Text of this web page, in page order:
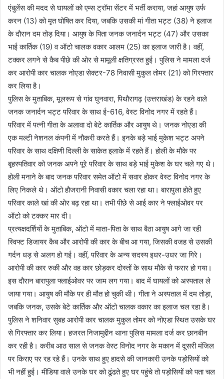
एंबुलेंस की मदद से घायलों को एम्स ट्रॉमा सेंटर में भर्ती कराया, जहां आयुष उर्फ
करन (13) को मृत घोषित कर दिया, जबकि उसकी मां गीता भट्ट (38) ने इलाज
के दौरान दम तोड़ दिया। आयुष के पिता जनक जनार्दन भट्ट (47) और उसका
भाई कार्तिक (19) व ऑटो चालक वकार आलम (25) का इलाज जारी है। वहीं,
टक्कर लगने से कैब पीछे की ओर से मामूली क्षतिग्रस्त हुई। पुलिस ने मामला दर्ज
कर आरोपी कार चालक नोएडा सेक्टर-78 निवासी मुकुल तोमर (21) को गिरफ्तार
कर लिया है।
पुलिस के मुताबिक, मूलरूप से गांव घुनवारा, पिथौरागढ़ (उत्तराखंड) के रहने वाले
जनक जनार्दन भट्ट परिवार के साथ ई-616, वेस्ट विनोद नगर में रहते हैं।
परिवार में पत्नी गीता के अलावा दो बेटे कार्तिक और आयुष थे। जनक नोएडा की
एक मल्टी नेशनल कंपनी में नौकरी करते हैं। इनके बड़े भाई मुकेश भट्ट अपने
परिवार के साथ दक्षिणी दिल्ली के साकेत इलाके में रहते हैं। होली के मौके पर
बृहस्पतिवार को जनक अपने पूरे परिवार के साथ बड़े भाई मुकेश के घर चले गए थे।
होली मनाने के बाद जनक परिवार समेत ऑटो में सवार होकर वेस्ट विनोद नगर के
लिए निकले थे। ऑटो हौजरानी निवासी वकार चला रहा था। बारापुला होते हुए
परिवार काले खां की ओर बढ़ रहा था। तभी पीछे से आई कार ने फ्लाईओवर पर
ऑटो को टक्कर मार दी।
प्रत्यक्षदर्शियों के मुताबिक, ऑटो में माता-पिता के साथ बैठा आयुष आगे जा रही
स्विफ्ट डिजायर कैब और आरोपी की कार के बीच आ गया, जिसकी वजह से उसकी
गर्दन धड़ से अलग हो गई। वहीं, परिवार के अन्य सदस्य इधर-उधर जा गिरे।
आरोपी की कार रुकी और वह कार छोड़कर दोस्तों के साथ मौके से फरार हो गया।
इस दौरान बारापुला फ्लाईओवर पर जाम लग गया। बाद में घायलों को अस्पताल ले
जाया गया। आयुष की मौके पर ही मौत हो चुकी थी। गीता ने अस्पताल में दम तोड़ा,
जबकि जनक, उसके बेटे कार्तिक और ऑटो चालक वकार का इलाज चल रहा है।
पुलिस ने शनिवार सुबह आरोपी कार चालक मुकुल तोमर को नोएडा स्थित उसके घर
से गिरफ्तार कर लिया। हजरत निजामुद्दीन थाना पुलिस मामला दर्ज कर छानबीन
कर रही है। करीब आठ साल से जनक वेस्ट विनोद नगर के मकान में दूसरी मंजिल
पर किराए पर रह रहे हैं। उनके साथ हुए हादसे की जानकारी उनके पड़ोसियों को
भी नहीं हुई। मीडिया वाले उनके घर को ढूंढते हुए घर पहुंचे तो पड़ोसियों को पता चल